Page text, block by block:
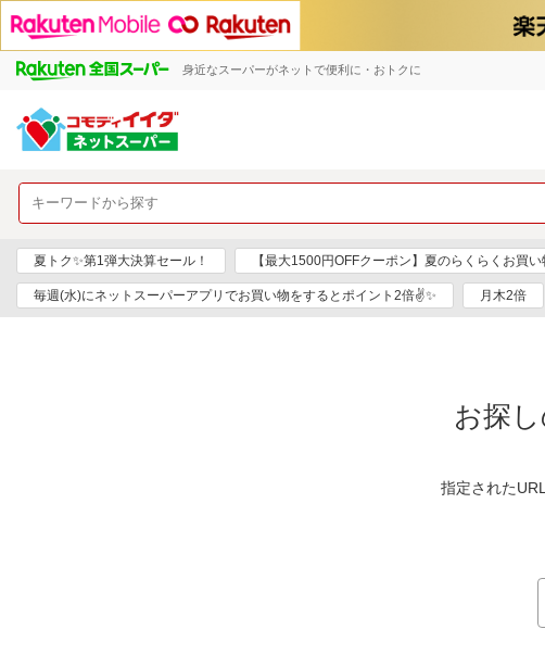
身近なスーパーがネットで便利に・おトクに
夏トク✨第1弾大決算セール！ 【最大1500円OFFクーポン】夏のらくらくお買
毎週(水)にネットスーパーアプリでお買い物をするとポイント2倍✌✨ 月木2倍
お探
指定された